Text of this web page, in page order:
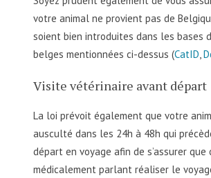
votre animal ne provient pas de
soient bien introduites dans les bases
belges mentionnées ci-dessus (CatID,
Visite vétérinaire avant départ
La loi prévoit également que votre
ausculté dans les 24h à 48h qui
départ en voyage afin de s’assurer que
médicalement parlant réaliser le